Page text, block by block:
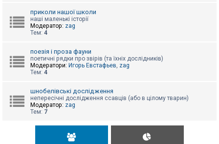
приколи нашої школи
наші маленькі історії
Модератор: zag
Тем: 4
поезія і проза фауни
поетичні рядки про звірів (та їхніх дослідників)
Модератори: Игорь Евстафьев, zag
Тем: 4
шнобелівські дослідження
непересічні дослідження ссавців (або в цілому тварин)
Модератор: zag
Тем: 7